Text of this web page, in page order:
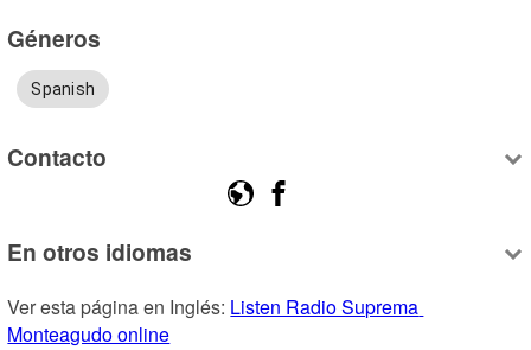
Géneros
Spanish
Contacto
En otros idiomas
Ver esta página en Inglés: Listen Radio Suprema
Monteagudo online